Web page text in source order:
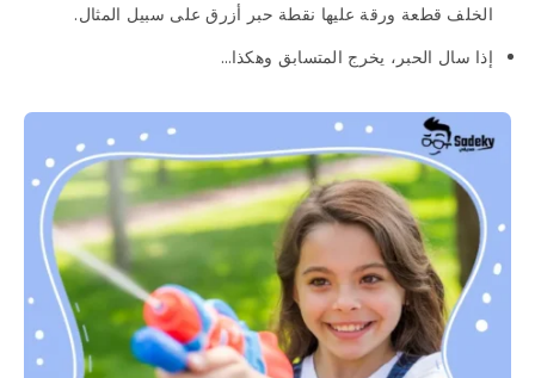
الخلف قطعة ورقة عليها نقطة حبر أزرق على سبيل المثال.
إذا سال الحبر، يخرج المتسابق وهكذا…